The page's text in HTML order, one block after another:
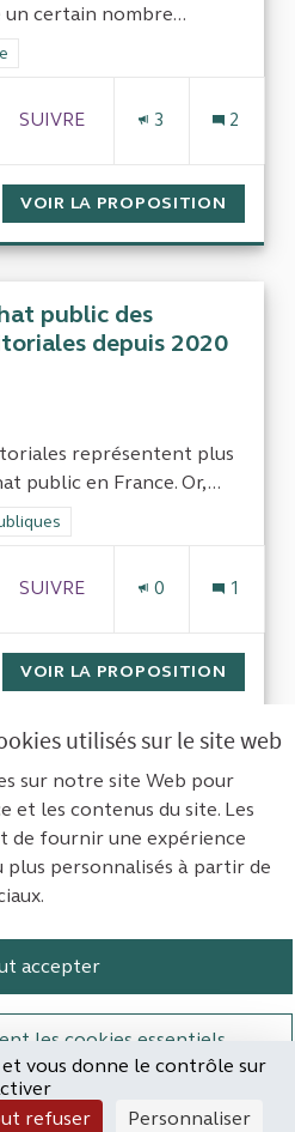
utilisés sur le site web
sur notre site Web pour
et les contenus du site. Les
de fournir une expérience
personnalisés à partir de
accepter
les cookies essentiels
certain nombre...
: CRC Nouvelle-Aquitaine
4 ABONNÉS
SUIVRE
3 2
VOIR LA PROPOSITION
public des
depuis 2020
représentent plus
public en France. Or,...
catégorie : Économie & finances
5 ABONNÉS
SUIVRE
0 1
VOIR LA PROPOSITION
les propositions retirées
des cookies
de participation de la
de participation de la
Plateforme de participation
Plateforme de
externe)
vous donne le contrôle sur
refuser Personnaliser